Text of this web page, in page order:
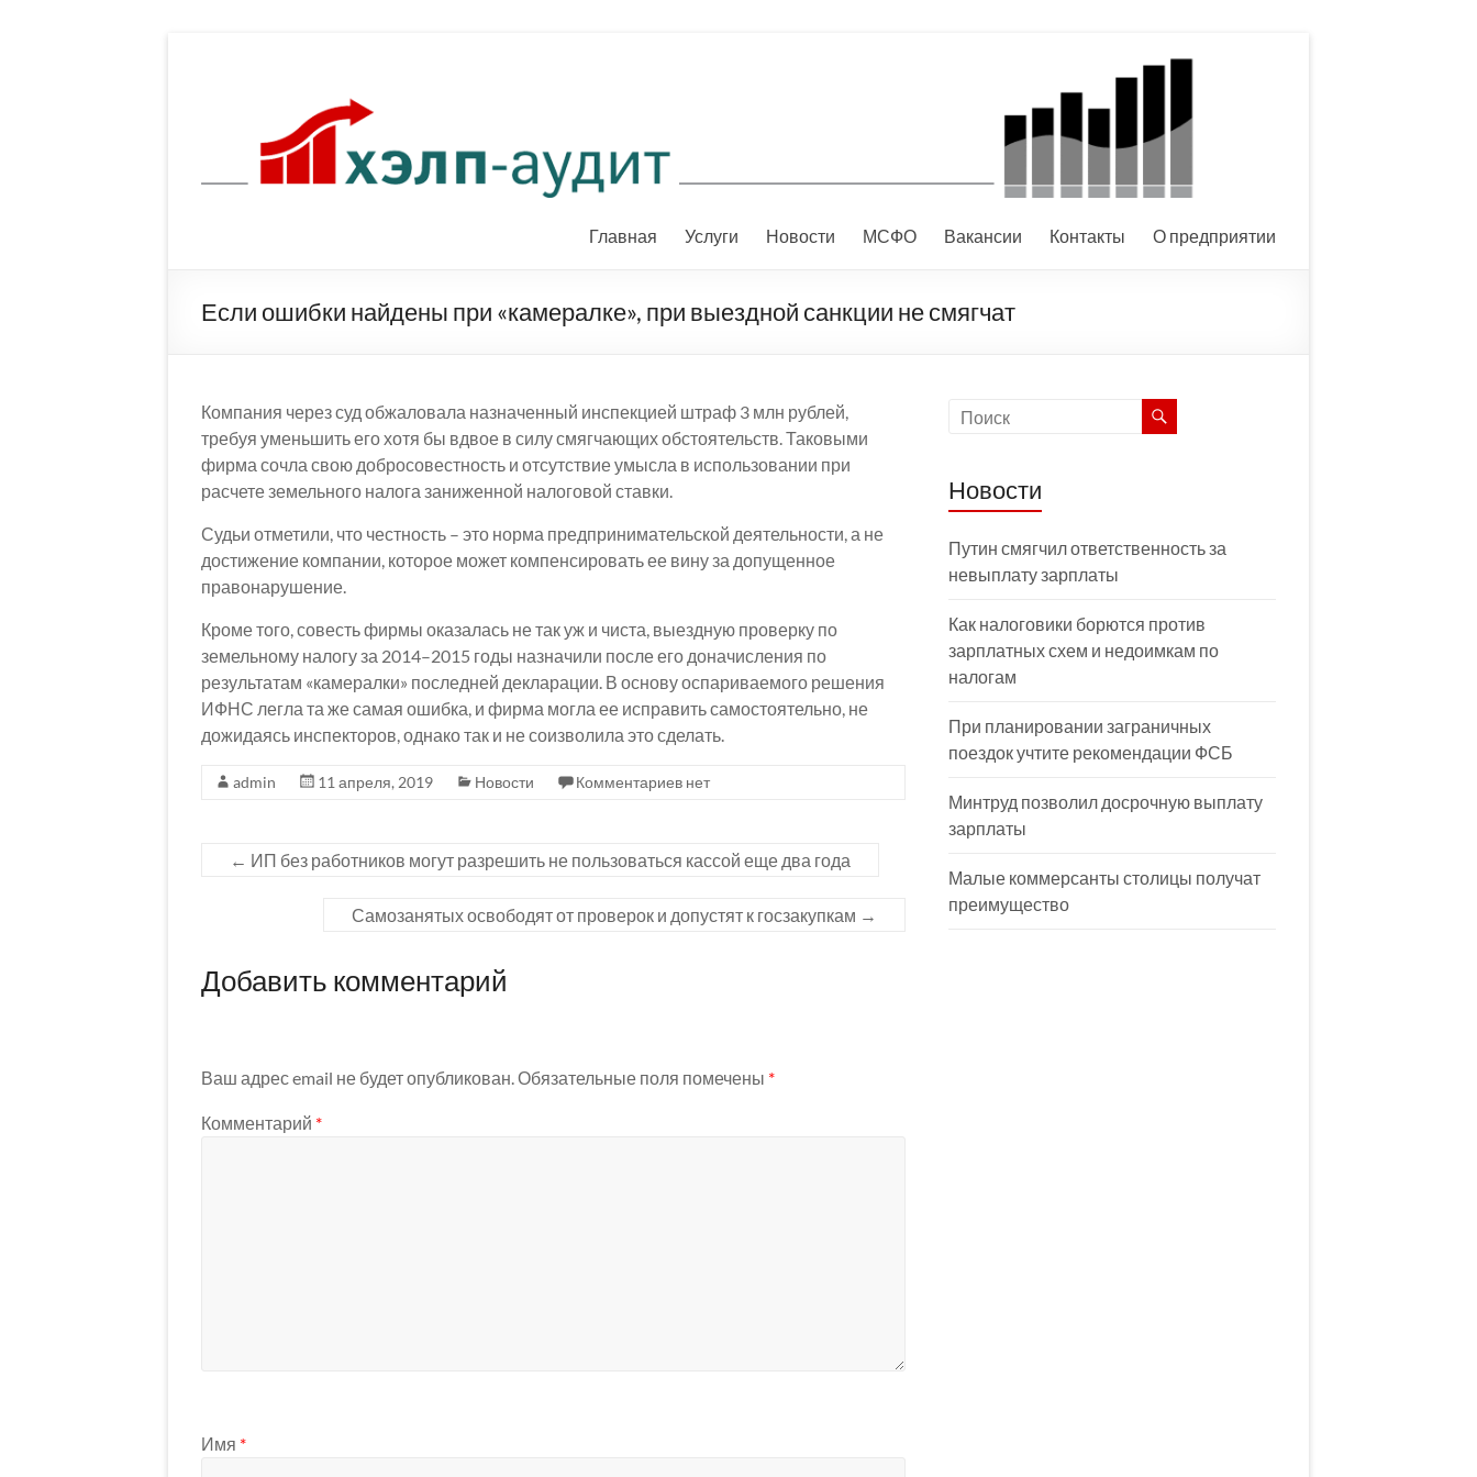
Главная Услуги Новости МСФО Вакансии Контакты О предприятии
Если ошибки найдены при «камералке», при выездной санкции не смягчат
Компания через суд обжаловала назначенный инспекцией штраф 3 млн рублей,
требуя уменьшить его хотя бы вдвое в силу смягчающих обстоятельств. Таковыми
фирма сочла свою добросовестность и отсутствие умысла в использовании при
расчете земельного налога заниженной налоговой ставки.
Судьи отметили, что честность – это норма предпринимательской деятельности, а не
достижение компании, которое может компенсировать ее вину за допущенное
правонарушение.
Кроме того, совесть фирмы оказалась не так уж и чиста, выездную проверку по
земельному налогу за 2014–2015 годы назначили после его доначисления по
результатам «камералки» последней декларации. В основу оспариваемого решения
ИФНС легла та же самая ошибка, и фирма могла ее исправить самостоятельно, не
дожидаясь инспекторов, однако так и не соизволила это сделать.
admin 11 апреля, 2019 Новости Комментариев нет
← ИП без работников могут разрешить не пользоваться кассой еще два года
Самозанятых освободят от проверок и допустят к госзакупкам →
Добавить комментарий
Ваш адрес email не будет опубликован. Обязательные поля помечены *
Комментарий *
Имя *
Новости
Путин смягчил ответственность за
невыплату зарплаты
Как налоговики борются против
зарплатных схем и недоимкам по
налогам
При планировании заграничных
поездок учтите рекомендации ФСБ
Минтруд позволил досрочную выплату
зарплаты
Малые коммерсанты столицы получат
преимущество